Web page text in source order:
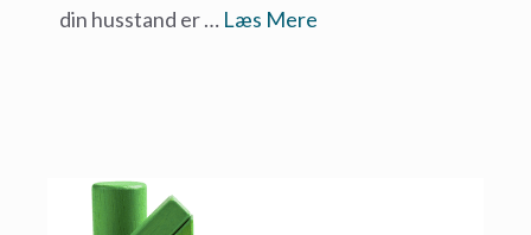
din husstand er … Læs Mere